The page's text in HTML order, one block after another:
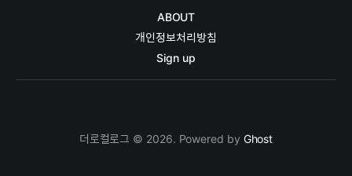
ABOUT
개인정보처리방침
Sign up
더로컬로그 © 2026. Powered by Ghost